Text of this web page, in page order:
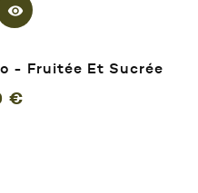
visibility
- Fruitée Et Sucrée
€